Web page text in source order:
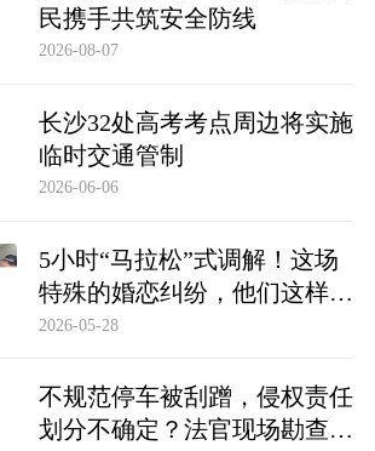
民携手共筑安全防线
2026-08-07
长沙32处高考考点周边将实施
临时交通管制
2026-06-06
5小时“马拉松”式调解！这场
特殊的婚恋纠纷，他们这样化
解……
2026-05-28
不规范停车被刮蹭，侵权责任
划分不确定？法官现场勘查定